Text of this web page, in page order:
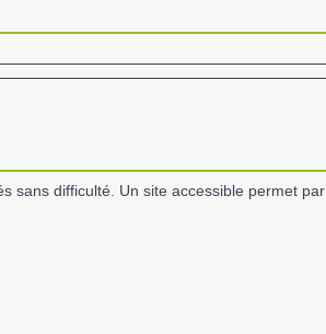
sans difficulté. Un site accessible permet par